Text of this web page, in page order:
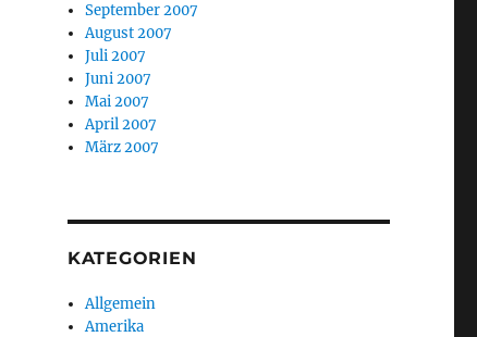
September 2007
August 2007
Juli 2007
Juni 2007
Mai 2007
April 2007
März 2007
KATEGORIEN
Allgemein
Amerika